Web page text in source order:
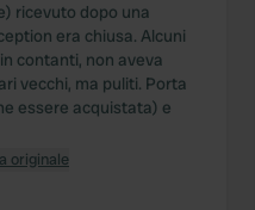
ricevuto dopo una
era chiusa. Alcuni
contanti, non aveva
vecchi, ma puliti. Porta
essere acquistata) e
originale